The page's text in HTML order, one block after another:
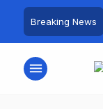
Breaking News
Ribuan Crosser
Kota Negara ke-
menu